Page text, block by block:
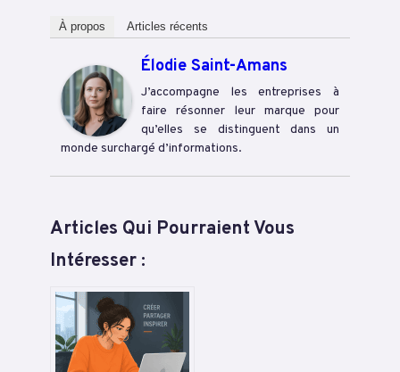
À propos Articles récents
Élodie Saint-Amans
J’accompagne les entreprises à
faire résonner leur marque pour
qu’elles se distinguent dans un
monde surchargé d’informations.
Articles Qui Pourraient Vous
Intéresser :